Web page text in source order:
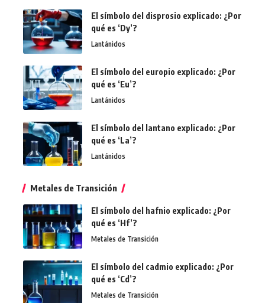
El símbolo del disprosio explicado: ¿Por
qué es ‘Dy’?
Lantánidos
El símbolo del europio explicado: ¿Por
qué es ‘Eu’?
Lantánidos
El símbolo del lantano explicado: ¿Por
qué es ‘La’?
Lantánidos
Metales de Transición
El símbolo del hafnio explicado: ¿Por
qué es ‘Hf’?
Metales de Transición
El símbolo del cadmio explicado: ¿Por
qué es ‘Cd’?
Metales de Transición